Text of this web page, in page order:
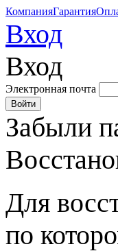
КомпанияГарантия
Вход
Вход
Электронная почта
Забыли
Для
по